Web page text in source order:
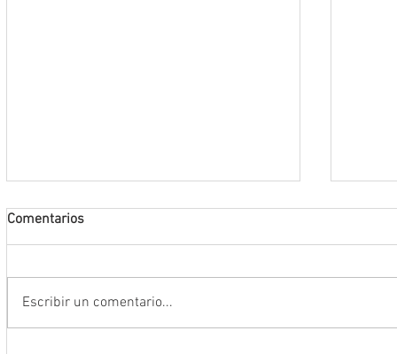
Comentarios
Escribir un comentario...